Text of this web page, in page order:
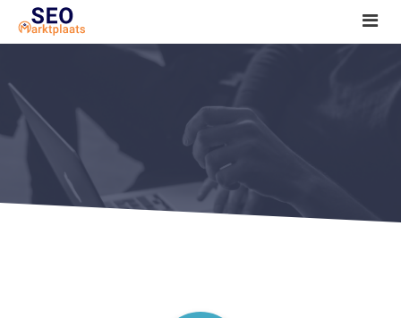
SEO tools reviews
Marketeer bij jou in de buurt?
Offerte
1. Seo voor beginners +
2. Onderzoeken +